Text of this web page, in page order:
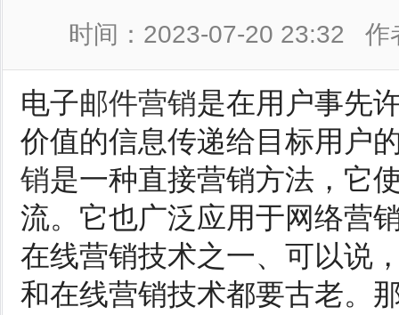
时间：2023-07-20 23:32 作
电子邮件营销是在用户事先
价值的信息传递给目标用户
销是一种直接营销方法，它
流。它也广泛应用于网络营
在线营销技术之一、可以说
和在线营销技术都要古老。